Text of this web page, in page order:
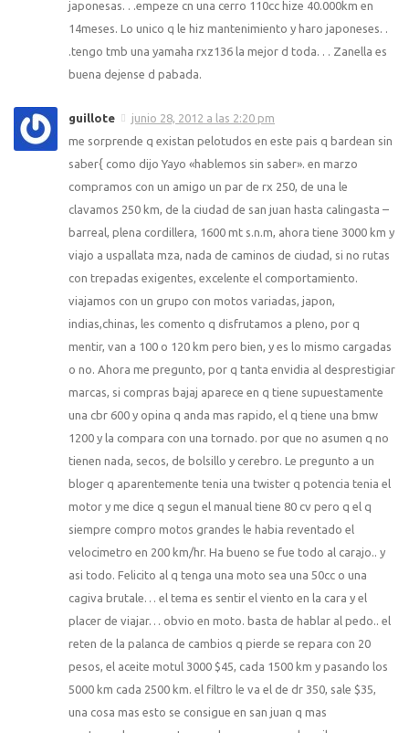
japonesas. . .empeze cn una cerro 110cc hize 40.000km en
14meses. Lo unico q le hiz mantenimiento y haro japoneses. .
.tengo tmb una yamaha rxz136 la mejor d toda. . . Zanella es
buena dejense d pabada.
guillote
junio 28, 2012 a las 2:20 pm
me sorprende q existan pelotudos en este pais q bardean sin
saber{ como dijo Yayo «hablemos sin saber». en marzo
compramos con un amigo un par de rx 250, de una le
clavamos 250 km, de la ciudad de san juan hasta calingasta –
barreal, plena cordillera, 1600 mt s.n.m, ahora tiene 3000 km y
viajo a uspallata mza, nada de caminos de ciudad, si no rutas
con trepadas exigentes, excelente el comportamiento.
viajamos con un grupo con motos variadas, japon,
indias,chinas, les comento q disfrutamos a pleno, por q
mentir, van a 100 o 120 km pero bien, y es lo mismo cargadas
o no. Ahora me pregunto, por q tanta envidia al desprestigiar
marcas, si compras bajaj aparece en q tiene supuestamente
una cbr 600 y opina q anda mas rapido, el q tiene una bmw
1200 y la compara con una tornado. por que no asumen q no
tienen nada, secos, de bolsillo y cerebro. Le pregunto a un
bloger q aparentemente tenia una twister q potencia tenia el
motor y me dice q segun el manual tiene 80 cv pero q el q
siempre compro motos grandes le habia reventado el
velocimetro en 200 km/hr. Ha bueno se fue todo al carajo.. y
asi todo. Felicito al q tenga una moto sea una 50cc o una
cagiva brutale… el tema es sentir el viento en la cara y el
placer de viajar… obvio en moto. basta de hablar al pedo.. el
reten de la palanca de cambios q pierde se repara con 20
pesos, el aceite motul 3000 $45, cada 1500 km y pasando los
5000 km cada 2500 km. el filtro le va el de dr 350, sale $35,
una cosa mas esto se consigue en san juan q mas